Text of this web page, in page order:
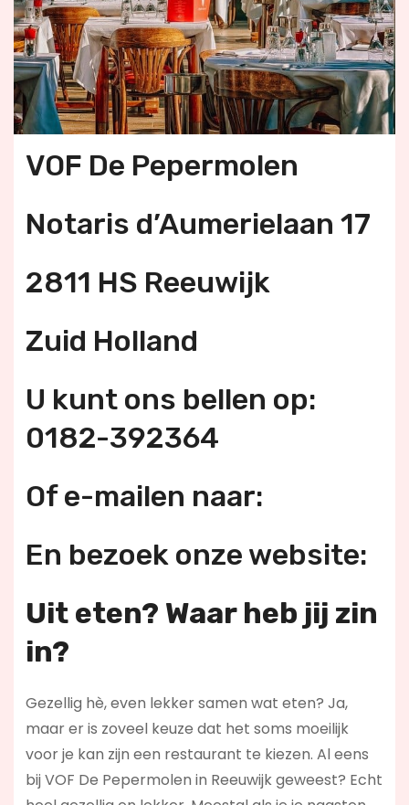
VOF De Pepermolen
Notaris d’Aumerielaan 17
2811 HS Reeuwijk
Zuid Holland
U kunt ons bellen op:
0182-392364
Of e-mailen naar:
En bezoek onze website:
Uit eten? Waar heb jij zin
in?
Gezellig hè, even lekker samen wat eten? Ja,
maar er is zoveel keuze dat het soms moeilijk
voor je kan zijn een restaurant te kiezen. Al eens
bij VOF De Pepermolen in Reeuwijk geweest? Echt